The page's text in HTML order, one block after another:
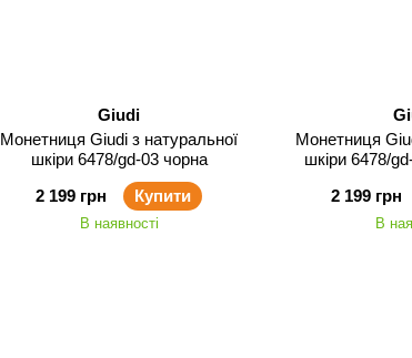
Giudi
Монетниця Giudi з натуральної
шкіри 6478/gd-03 чорна
2 199 грн
Купити
В наявності
Монетниця
шкіри 6478/
2 199 грн
В